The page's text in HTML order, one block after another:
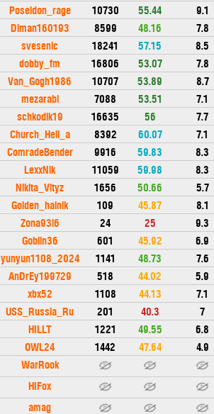
Poseidon_rage 10730 55.44
9.1
Diman160193 8599 48.16
7.8
svesenic 18241 57.15
8.5
dobby_fm 16806 53.07
7.8
Van_Gogh1986 10707 53.89
8.7
mezarabl 7088 53.51
7.1
schkodik19 16635 56
7.7
Church_Hell_a 8392 60.07
7.1
ComradeBender 9916 59.83
8.3
LexxNik 11059 59.98
8.3
Nikita_Vityz 1656 50.66
5.7
Golden_hainik 109 45.87
8.1
Zona93l6 24 25
9.3
Goblin36 601 45.92
6.9
yunyun1108_2024 1141 48.73
7.6
AnDrEy199729 518 44.02
5.9
xbx52 1108 44.13
7.1
USS_Russia_Ru 201 40.3
7
HILLT 1221 49.55
6.8
OWL24 1442 47.64
4.9
WarRook
HIFox
amag